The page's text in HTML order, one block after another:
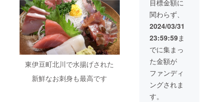
東伊豆町北川で水揚げされた
新鮮なお刺身も最高です
（2025
年4月末
まで）
ので、
ご利用
の際に
はス
マート
フォン
などで
ご利用
券をお
見せく
ださ
ぎ」の
営業日
（火曜
定休予
定）に
は、お
総菜で
夕食も
ご用意
いたし
ます。
わせを
行いま
す。
SEOに
おける
問題点
の洗い
出しだ
けでな
く、今
後の
目標金額に
関わらず、
2024/03/31
23:59:59ま
でに集まっ
た金額が
ファンディ
ングされま
す。